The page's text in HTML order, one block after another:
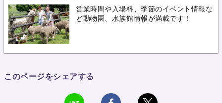
営業時間や入場料、季節のイベント情報な
ど動物園、水族館情報が満載です！
このページをシェアする